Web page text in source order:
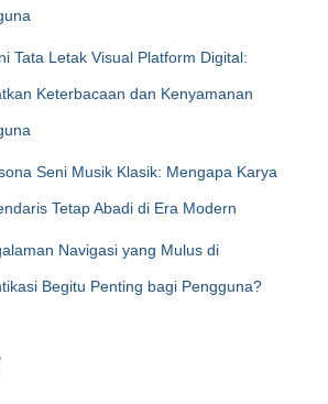
Tata Letak Visual Platform Digital:
Keterbacaan dan Kenyamanan
Seni Musik Klasik: Mengapa Karya
Tetap Abadi di Era Modern
Navigasi yang Mulus di
Begitu Penting bagi Pengguna?